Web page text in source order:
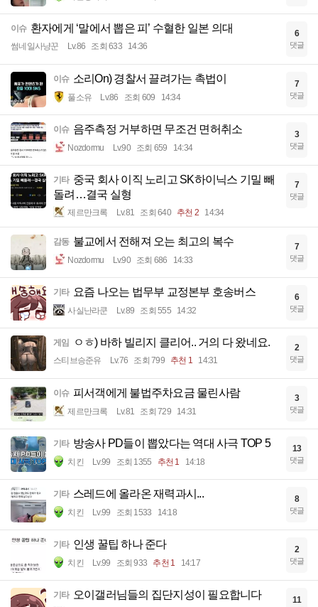
이슈 환자에게 ‘말에서 뽑은 피’ 수혈한 일본 의대
썸네일사냥꾼 Lv.86 조회 633 14:36
6
댓글
이슈 소리On) 경찰서 끌려가는 촉법이
풀소유 Lv.86 조회 609 14:34
7
댓글
이슈 음주측정 거부하면 무조건 면허취소
Nozdormu Lv.90 조회 659 14:34
3
댓글
기타 중국 회사 이직 노리고 SK하이닉스 기밀 빼
돌려…결국 실형
제르만크록 Lv.81 조회 640 추천 2 14:34
7
댓글
감동 불교에서 전해져 오는 최고의 복수
Nozdormu Lv.90 조회 686 14:33
7
댓글
기타 요즘 나오는 법무부 교정본부 호송버스
사실난라쿤 Lv.89 조회 555 14:32
6
댓글
게임 ㅇㅎ) 바하 빌리지 클리어.. 거의 다 왔네요.
스티브승준유 Lv.76 조회 799 추천 1 14:31
2
댓글
이슈 피서객에게 불법주차요금 물린사람
제르만크록 Lv.81 조회 729 14:31
3
댓글
기타 방송사 PD들이 뽑았다는 역대 사극 TOP 5
치킨 Lv.99 조회 1355 추천 1 14:18
13
댓글
기타 스레드에 올라온 재력과시...
치킨 Lv.99 조회 1533 14:18
8
댓글
기타 인생 꿀팁 하나 준다
치킨 Lv.99 조회 933 추천 1 14:17
2
댓글
기타 오이갤러님들의 집단지성이 필요합니다 11